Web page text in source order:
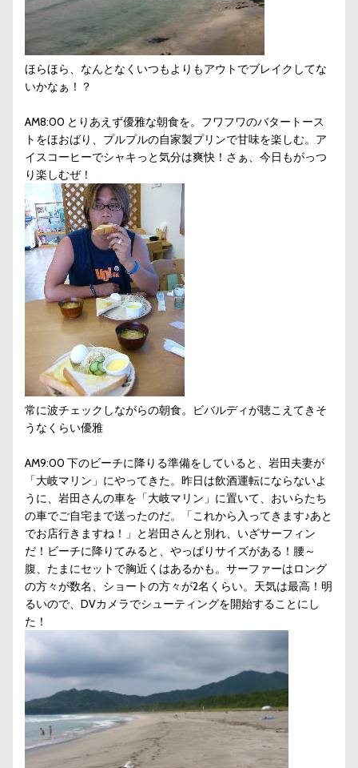
ほらほら、なんとなくいつもよりもアウトでブレイクしてな
いかなぁ！？
AM8:00 とりあえず優雅な朝食を。フワフワのバタートース
トをほおばり、プルプルの自家製プリンで甘味を楽しむ。ア
イスコーヒーでシャキっと気分は爽快！さぁ、今日もがっつ
り楽しむぜ！
常に波チェックしながらの朝食。ビバルディが聴こえてきそ
うなくらい優雅
AM9:00 下のビーチに降りる準備をしていると、岩田夫妻が
「大岐マリン」にやってきた。昨日は飲酒運転にならないよ
うに、岩田さんの車を「大岐マリン」に置いて、おいらたち
の車でご自宅まで送ったのだ。「これから入ってきます♪あと
でお店行きますね！」と岩田さんと別れ、いざサーフィン
だ！ビーチに降りてみると、やっぱりサイズがある！腰～
腹、たまにセットで胸近くはあるかも。サーファーはロング
の方々が数名、ショートの方々が2名くらい。天気は最高！明
るいので、DVカメラでシューティングを開始することにし
た！